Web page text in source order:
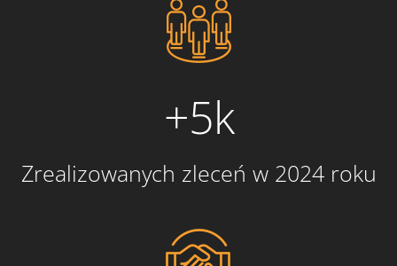
+5k
Zrealizowanych zleceń w 2024 roku